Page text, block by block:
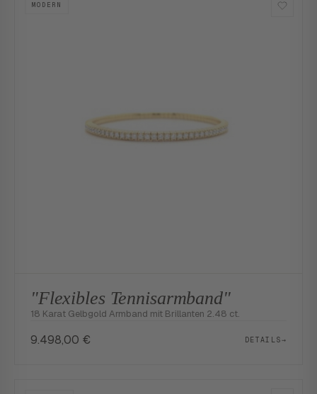
MODERN
"Flexibles Tennisarmband"
18 Karat Gelbgold Armband mit Brillanten 2.48 ct.
9.498,00 € DETAILS→